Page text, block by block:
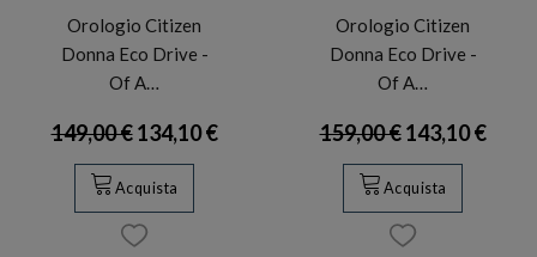
Orologio Citizen
Donna Eco Drive -
Of A…
149,00 €134,10 €
Acquista
Orologio Citizen
Donna Eco Drive -
Of A…
159,00 €143,10 €
Acquista